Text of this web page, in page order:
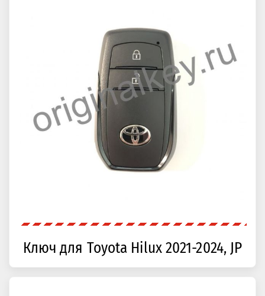
Ключ для Toyota Hilux 2021-2024, JP